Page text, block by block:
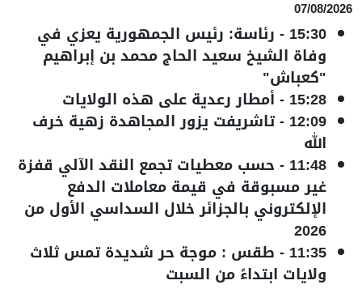
07/08/2026
15:30
- رئاسة: رئيس الجمهورية يعزي في
وفاة الشيخ سعيد الحاج محمد بن إبراهيم
"كعباش"
15:28
- أمطار رعدية على هذه الولايات
12:09
-تاشريفت يزور المجاهدة زهية خرف
الله
11:48
- حسب معطيات تجمع النقد الآلي قفزة
غير مسبوقة في قيمة معاملات الدفع
الإلكتروني بالجزائر خلال السداسي الأول من
2026
11:35
- طقس : موجة حر شديدة تمس ثلاث
ولايات ابتداءً من السبت